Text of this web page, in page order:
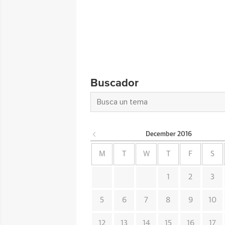
Buscador
December 2016
M W F S
1 2 3
5 6 7 8 9 10
12 13 14 15 16 17